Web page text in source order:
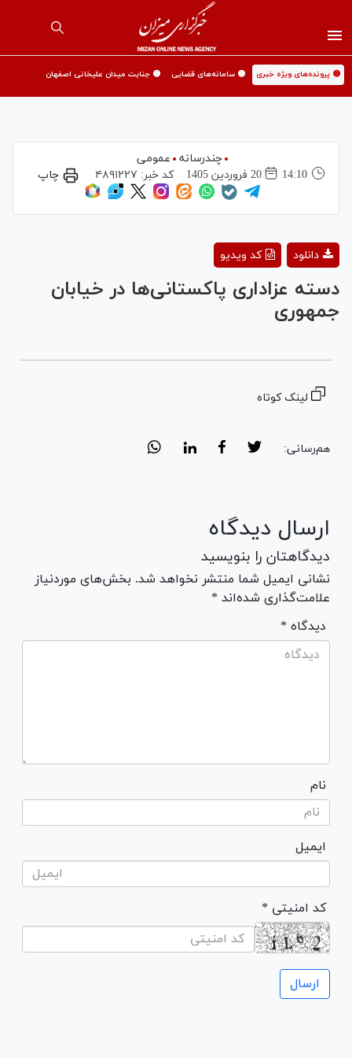
🟡 پرونده‌های ویژه خبری 🟡 سامانه‌های قضایی 🟡 جنایت میدان علیخانی اصفهان
چندرسانه
عمومی
14:10
20 فروردين 1405 کد خبر: ۴۸۹۱۲۲۷ چاپ
Video
کد ویدیو دانلود
دسته عزاداری پاکستانی‌ها در خیابان
جمهوری
لینک کوتاه
هم‌رسانی:
ارسال دیدگاه
دیدگاهتان را بنویسید
نشانی ایمیل شما منتشر نخواهد شد. بخش‌های موردنیاز
علامت‌گذاری شده‌اند *
* دیدگاه
نام
ایمیل
* کد امنیتی